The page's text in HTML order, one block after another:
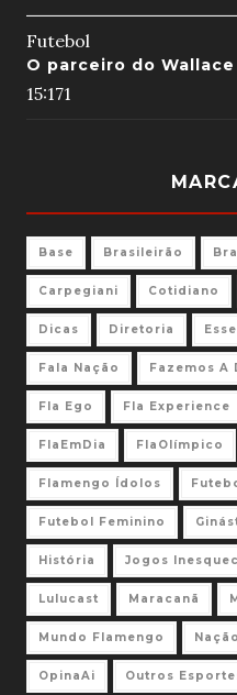
Futebol
O parceiro do
15:171
Base Brasileirão
Carpegiani Cotidiano
Dicas Diretoria
Fala Nação Fazemos A
Fla Ego Fla Experience
FlaEmDia FlaOlímpico
Flamengo Ídolos
Futebol Feminino
História Jogos
Lulucast Maracanã
Mundo Flamengo Nação
OpinaAi Outros